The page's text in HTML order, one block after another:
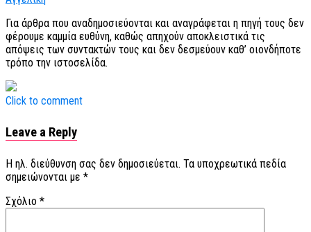
Για άρθρα που αναδημοσιεύονται και αναγράφεται η πηγή τους δεν
φέρουμε καμμία ευθύνη, καθώς απηχούν αποκλειστικά τις
απόψεις των συντακτών τους και δεν δεσμεύουν καθ’ οιονδήποτε
τρόπο την ιστοσελίδα.
Click to comment
Leave a Reply
Η ηλ. διεύθυνση σας δεν δημοσιεύεται. Τα υποχρεωτικά πεδία
σημειώνονται με *
Σχόλιο *